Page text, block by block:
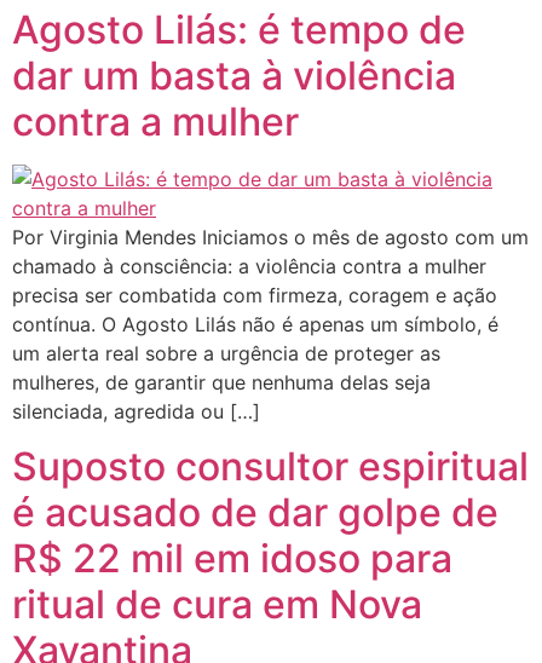
Agosto Lilás: é tempo de
dar um basta à violência
contra a mulher
Por Virginia Mendes Iniciamos o mês de agosto com um
chamado à consciência: a violência contra a mulher
precisa ser combatida com firmeza, coragem e ação
contínua. O Agosto Lilás não é apenas um símbolo, é
um alerta real sobre a urgência de proteger as
mulheres, de garantir que nenhuma delas seja
silenciada, agredida ou […]
Suposto consultor espiritual
é acusado de dar golpe de
R$ 22 mil em idoso para
ritual de cura em Nova
Xavantina